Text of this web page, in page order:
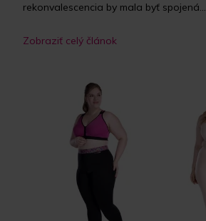
rekonvalescencia by mala byť spojená...
Zobraziť celý článok